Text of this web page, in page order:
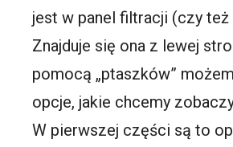
jest w panel filtracji (czy też
Znajduje się ona z lewej
pomocą „ptaszków”
opcje, jakie chcemy
W pierwszej części są to